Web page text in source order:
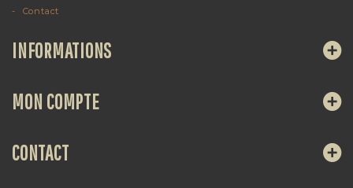
Contact
INFORMATIONS
MON COMPTE
CONTACT